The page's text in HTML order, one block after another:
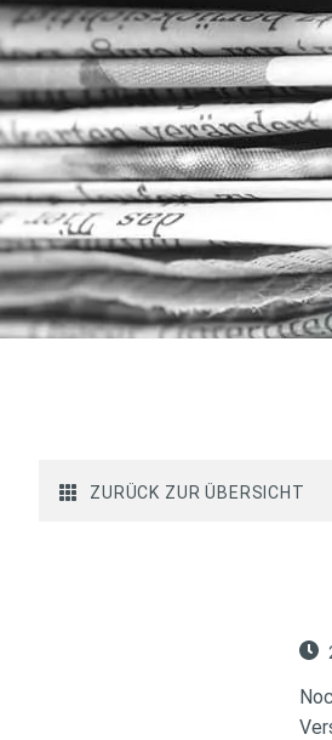
ZURÜCK ZUR ÜBERSICHT